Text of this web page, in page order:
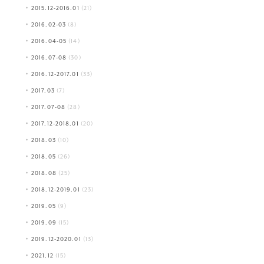
2015.12-2016.01 (21)
2016.02-03 (8)
2016.04-05 (14)
2016.07-08 (30)
2016.12-2017.01 (33)
2017.03 (7)
2017.07-08 (28)
2017.12-2018.01 (20)
2018.03 (10)
2018.05 (26)
2018.08 (25)
2018.12-2019.01 (23)
2019.05 (9)
2019.09 (15)
2019.12-2020.01 (13)
2021.12 (15)